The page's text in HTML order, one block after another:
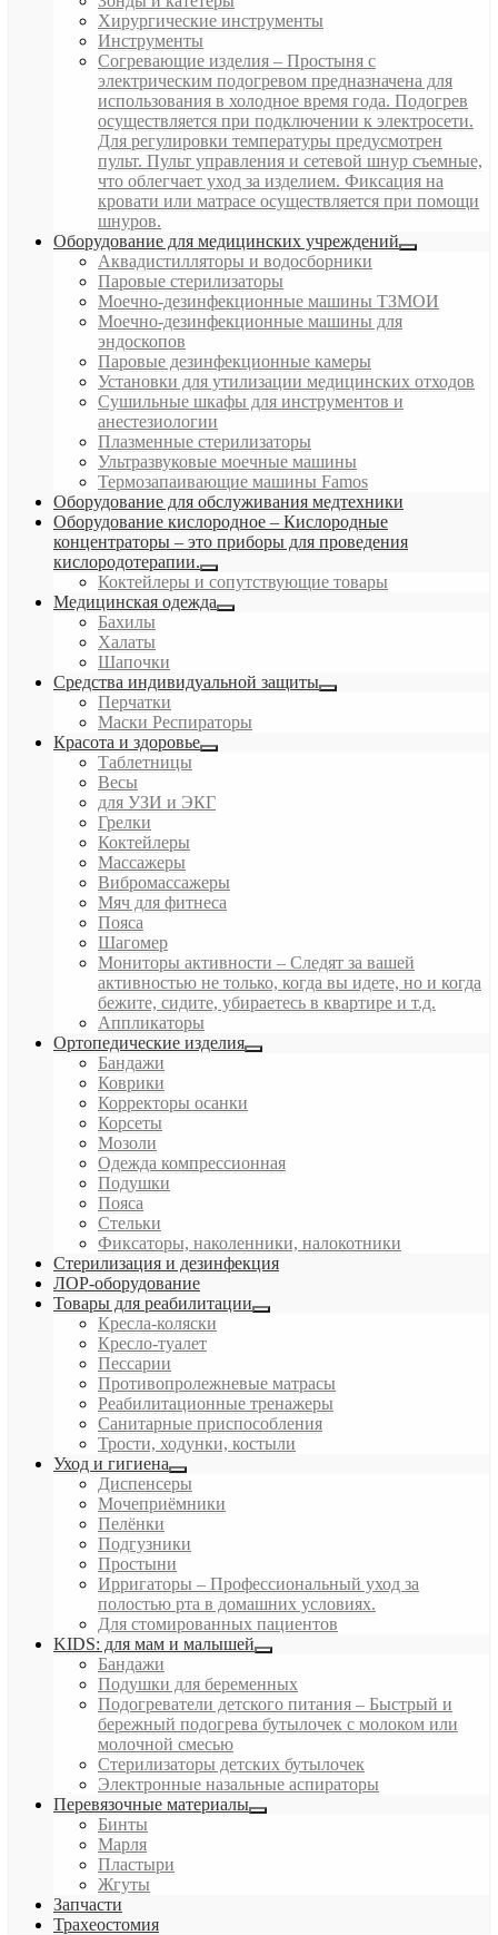
Хирургические инструменты
Инструменты
Согревающие изделия – Простыня с
электрическим подогревом предназначена для
использования в холодное время года. Подогрев
осуществляется при подключении к электросети.
Для регулировки температуры предусмотрен
пульт. Пульт управления и сетевой шнур съемные,
что облегчает уход за изделием. Фиксация на
кровати или матрасе осуществляется при помощи
шнуров.
Оборудование для медицинских учреждений
Аквадистилляторы и водосборники
Паровые стерилизаторы
Моечно-дезинфекционные машины ТЗМОИ
Моечно-дезинфекционные машины для
эндоскопов
Паровые дезинфекционные камеры
Установки для утилизации медицинских отходов
Сушильные шкафы для инструментов и
анестезиологии
Плазменные стерилизаторы
Ультразвуковые моечные машины
Термозапаивающие машины Famos
Оборудование для обслуживания медтехники
Оборудование кислородное – Кислородные
концентраторы – это приборы для проведения
кислородотерапии.
Коктейлеры и сопутствующие товары
Медицинская одежда
Бахилы
Халаты
Шапочки
Средства индивидуальной защиты
Перчатки
Маски Респираторы
Красота и здоровье
Таблетницы
Весы
для УЗИ и ЭКГ
Грелки
Коктейлеры
Массажеры
Вибромассажеры
Мяч для фитнеса
Пояса
Шагомер
Мониторы активности – Следят за вашей
активностью не только, когда вы идете, но и когда
бежите, сидите, убираетесь в квартире и т.д.
Аппликаторы
Ортопедические изделия
Бандажи
Коврики
Корректоры осанки
Корсеты
Мозоли
Одежда компрессионная
Подушки
Пояса
Стельки
Фиксаторы, наколенники, налокотники
Стерилизация и дезинфекция
ЛОР-оборудование
Товары для реабилитации
Кресла-коляски
Кресло-туалет
Пессарии
Противопролежневые матрасы
Реабилитационные тренажеры
Санитарные приспособления
Трости, ходунки, костыли
Уход и гигиена
Диспенсеры
Мочеприёмники
Пелёнки
Подгузники
Простыни
Ирригаторы – Профессиональный уход за
полостью рта в домашних условиях.
Для стомированных пациентов
KIDS: для мам и малышей
Бандажи
Подушки для беременных
Подогреватели детского питания – Быстрый и
бережный подогрева бутылочек с молоком или
молочной смесью
Стерилизаторы детских бутылочек
Электронные назальные аспираторы
Перевязочные материалы
Бинты
Марля
Пластыри
Жгуты
Запчасти
Трахеостомия